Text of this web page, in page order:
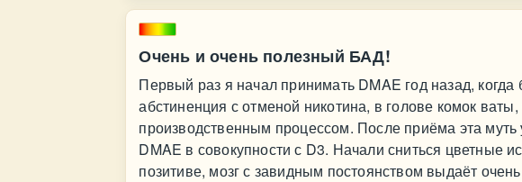
Очень и очень полезный БАД!
Первый раз я начал принимать DMAE год назад,
абстиненция с отменой никотина, в голове комок
производственным процессом. После приёма эта
DMAE в совокупности с D3. Начали сниться цветные
позитиве, мозг с завидным постоянством выдаёт